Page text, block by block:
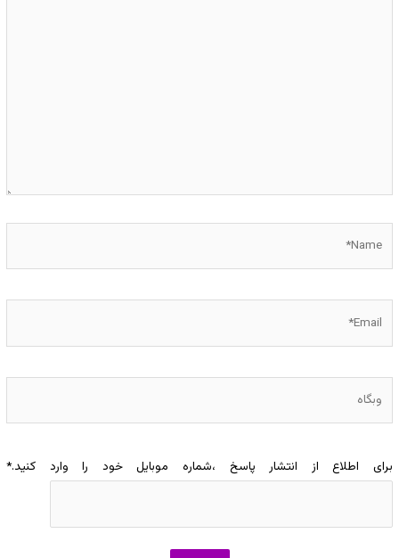
وبگاه
برای اطلاع از انتشار پاسخ ،شماره موبایل خود را وارد کنید.*